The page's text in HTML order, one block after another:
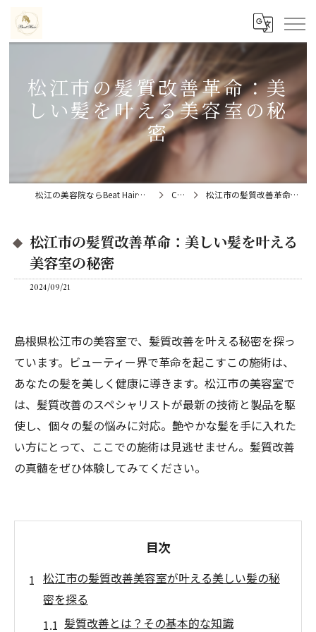
松江市の髪質改善革命：美
しい髪を叶える美容室の秘
密
松江の美容院ならBeat Hair（ビートヘアー）髪質改善特化型サロン Column 松江市の髪質改善革命：美しい髪を叶える美容室の秘密
松江市の髪質改善革命：美しい髪を叶える
美容室の秘密
2024/09/21
島根県松江市の美容室で、髪質改善を叶える秘密を探っ
ています。ビューティー界で革命を起こすこの施術は、
あなたの髪を美しく健康に導きます。松江市の美容室で
は、髪質改善のスペシャリストが最新の技術と製品を駆
使し、個々の髪の悩みに対応。艶やかな髪を手に入れた
い方にとって、ここでの施術は見逃せません。髪質改善
の真髄をぜひ体験してみてください。
目次
松江市の髪質改善美容室が叶える美しい髪の秘
密を探る
髪質改善とは？その基本的な知識